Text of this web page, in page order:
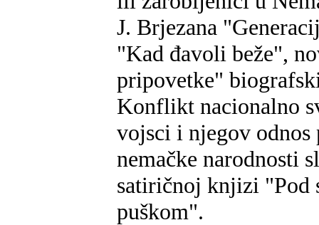
J. Brjezana
"Kad đavoli beže",
pripovetke"
Konflikt nacionalno
vojsci i njegov odnos
nemačke narodnosti
satiričnoj knjizi "Pod
puškom".